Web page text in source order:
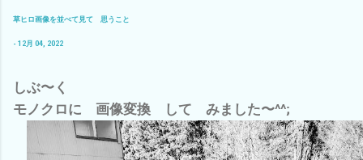
草ヒロ画像を並べて見て 思うこと
- 12月 04, 2022
しぶ〜く
モノクロに 画像変換 して みました〜^^;